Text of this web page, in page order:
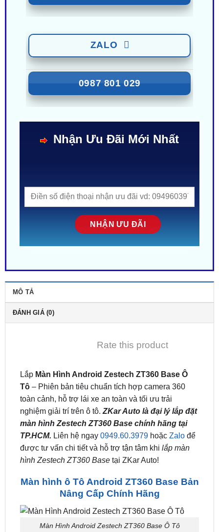
0949 60 3979
ZALO
0987 801 029
Rate this product
LắpMàn Hình Android Zestech ZT360 Base Ô
Tô– Phiên bản tiêu chuẩn tích hợp camera 360
toàn cảnh, hỗ trợ lái xe an toàn và tối ưu trải
nghiệm giải trí trên ô tô.ZKar Auto là đại lý lắp đặt
màn hình Zestech ZT360 Base chính hãng tại
được tư vấn chi tiết và hỗ trợ tận tâm khilắp màn
hình Zestech ZT360 Basetại ZKar Auto!
Màn hình ô Tô Android ZT360 Base Bản